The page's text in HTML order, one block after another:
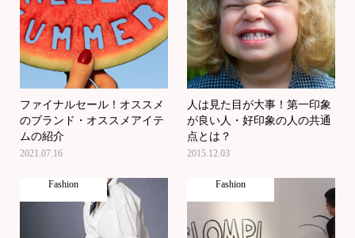
ファイナルセール！オススメ
のブランド・オススメアイテ
ムの紹介
2021.07.16
人は見た目が大事！第一印象
が良い人・好印象の人の共通
点とは？
2015.12.03
Fashion Fashion